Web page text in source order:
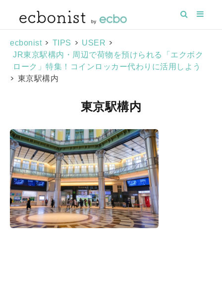
ecbonist > TIPS > USER >
JR東京駅構内・周辺で荷物を預けられる「エクボク
ローク」特集！コインロッカー代わりに活用しよう
> 東京駅構内
東京駅構内